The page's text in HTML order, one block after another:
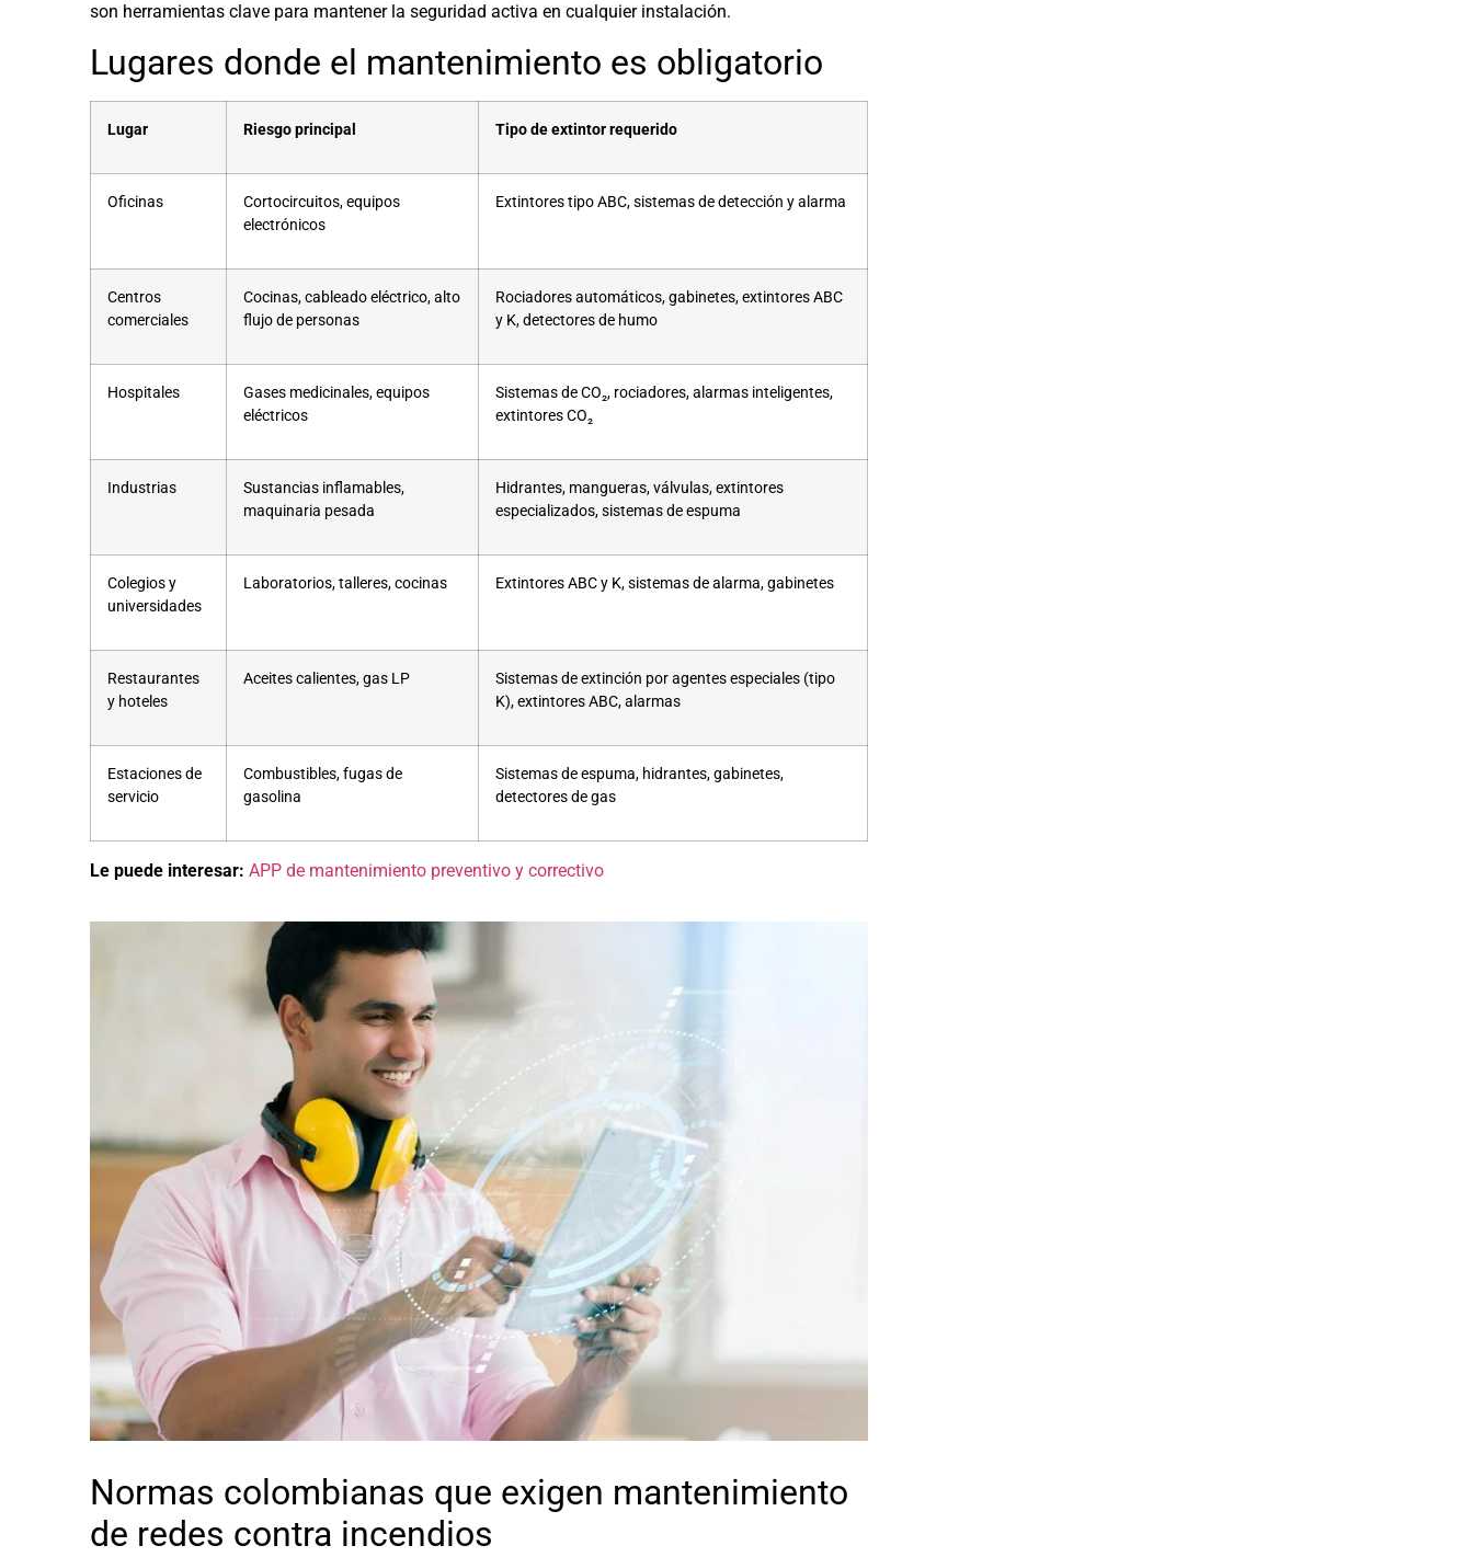
son herramientas clave para mantener la seguridad activa en cualquier instalación.
Lugares donde el mantenimiento es obligatorio
Lugar Riesgo principal Tipo de extintor requerido
Oficinas
Cortocircuitos, equipos
electrónicos
Extintores tipo ABC, sistemas de detección y alarma
Centros
comerciales
Cocinas, cableado eléctrico, alto
flujo de personas
Rociadores automáticos, gabinetes, extintores ABC
y K, detectores de humo
Hospitales
Gases medicinales, equipos
eléctricos
Sistemas de CO₂, rociadores, alarmas inteligentes,
extintores CO₂
Industrias
Sustancias inflamables,
maquinaria pesada
Hidrantes, mangueras, válvulas, extintores
especializados, sistemas de espuma
Colegios y
universidades
Laboratorios, talleres, cocinas Extintores ABC y K, sistemas de alarma, gabinetes
Restaurantes
y hoteles
Aceites calientes, gas LP
Sistemas de extinción por agentes especiales (tipo
K), extintores ABC, alarmas
Estaciones de
servicio
Combustibles, fugas de
gasolina
Sistemas de espuma, hidrantes, gabinetes,
detectores de gas
Le puede interesar: APP de mantenimiento preventivo y correctivo
Normas colombianas que exigen mantenimiento
de redes contra incendios